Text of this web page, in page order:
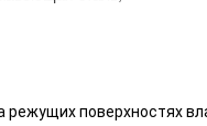
режущих поверхностях